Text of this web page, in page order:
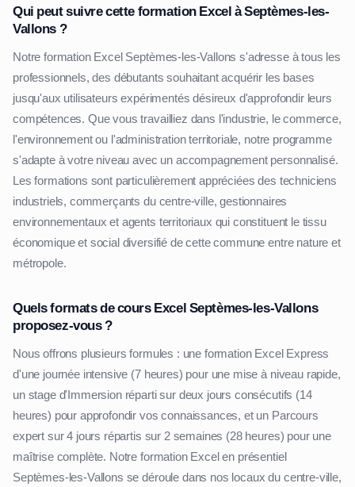
Qui peut suivre cette formation Excel à Septèmes-les-
Vallons ?
Notre formation Excel Septèmes-les-Vallons s'adresse à tous les
professionnels, des débutants souhaitant acquérir les bases
jusqu'aux utilisateurs expérimentés désireux d'approfondir leurs
compétences. Que vous travailliez dans l'industrie, le commerce,
l'environnement ou l'administration territoriale, notre programme
s'adapte à votre niveau avec un accompagnement personnalisé.
Les formations sont particulièrement appréciées des techniciens
industriels, commerçants du centre-ville, gestionnaires
environnementaux et agents territoriaux qui constituent le tissu
économique et social diversifié de cette commune entre nature et
métropole.
Quels formats de cours Excel Septèmes-les-Vallons
proposez-vous ?
Nous offrons plusieurs formules : une formation Excel Express
d'une journée intensive (7 heures) pour une mise à niveau rapide,
un stage d'Immersion réparti sur deux jours consécutifs (14
heures) pour approfondir vos connaissances, et un Parcours
expert sur 4 jours répartis sur 2 semaines (28 heures) pour une
maîtrise complète. Notre formation Excel en présentiel
Septèmes-les-Vallons se déroule dans nos locaux du centre-ville,